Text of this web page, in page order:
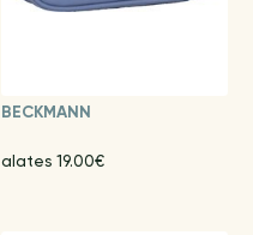
BECKMANN
alates 19.00€